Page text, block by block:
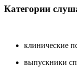
Категории
клинические
выпускники